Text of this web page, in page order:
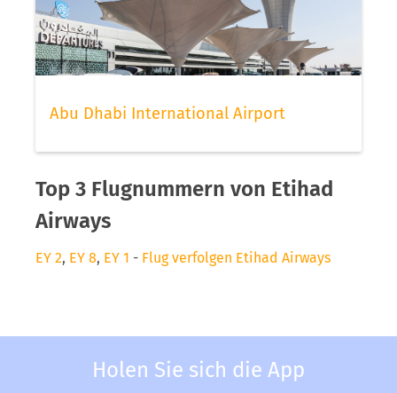
Abu Dhabi International Airport
Top 3 Flugnummern von Etihad
Airways
EY 2, EY 8, EY 1 - Flug verfolgen Etihad Airways
Holen Sie sich die App